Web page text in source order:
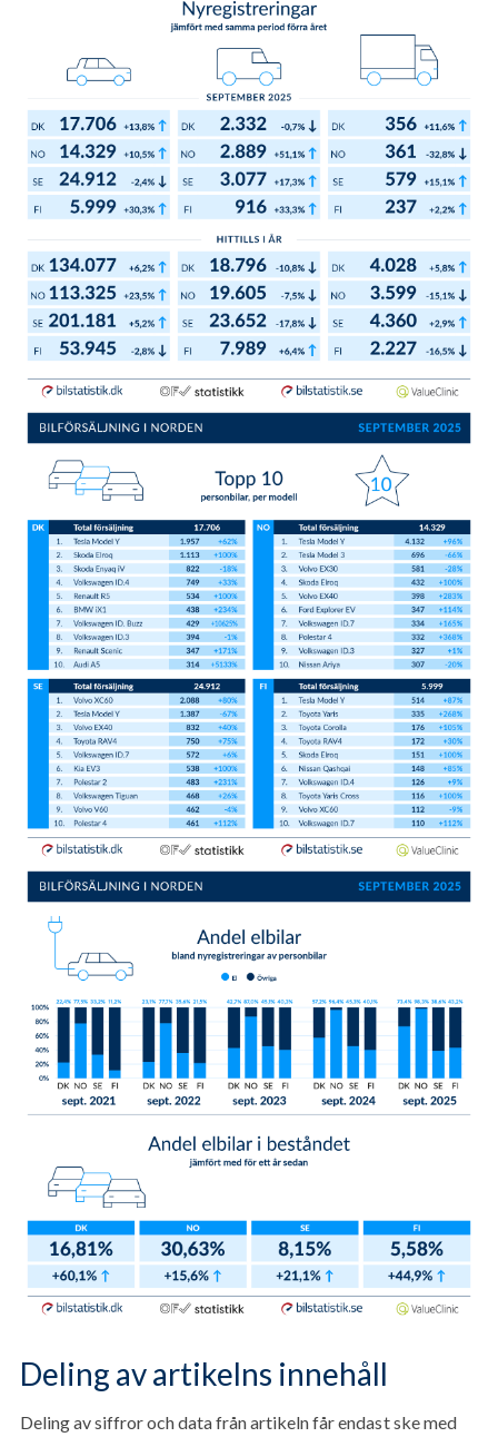
Deling av artikelns innehåll
Deling av siffror och data från artikeln får endast ske med